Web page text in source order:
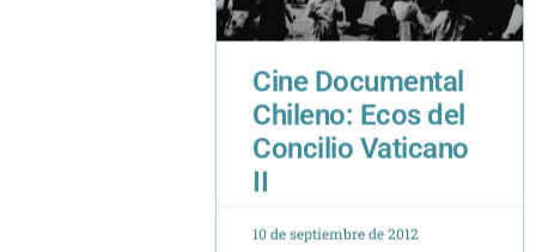
Cine Documental
Chileno: Ecos del
Concilio Vaticano
II
10 de septiembre de 2012
INVESTIGACIÓN